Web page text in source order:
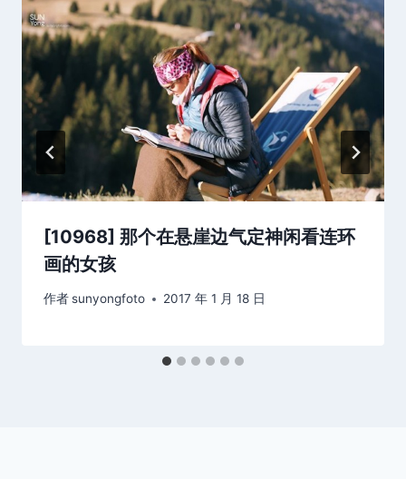
[10968] 那个在悬崖边气定神闲看连环
画的女孩
作者sunyongfoto 2017 年 1 月 18 日